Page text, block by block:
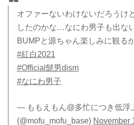
オファーないわけないだろうけ
したのかな…なにわ男子も出な
BUMPと源ちゃん楽しみに観る
#紅白2021
#Official髭男dism
#なにわ男子
— ももえもん@多忙につき低浮
(@mofu_mofu_base) November